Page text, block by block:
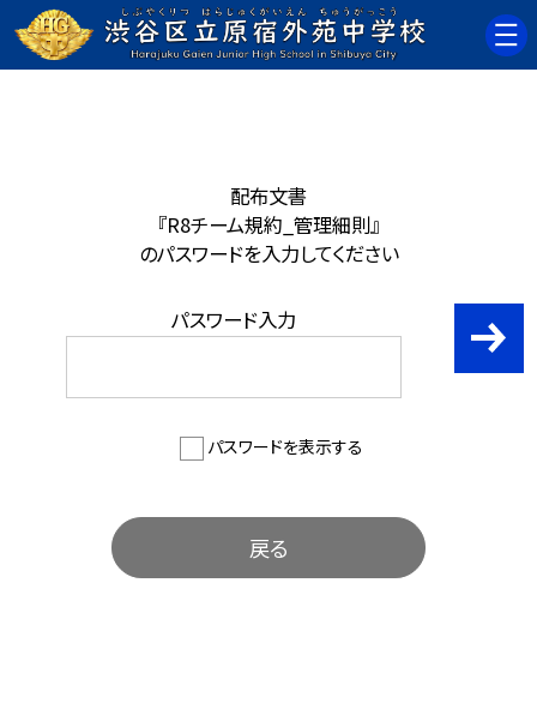
配布文書
『R8チーム規約_管理細則』
のパスワードを入力してください
パスワード入力
パスワードを表示する
戻る